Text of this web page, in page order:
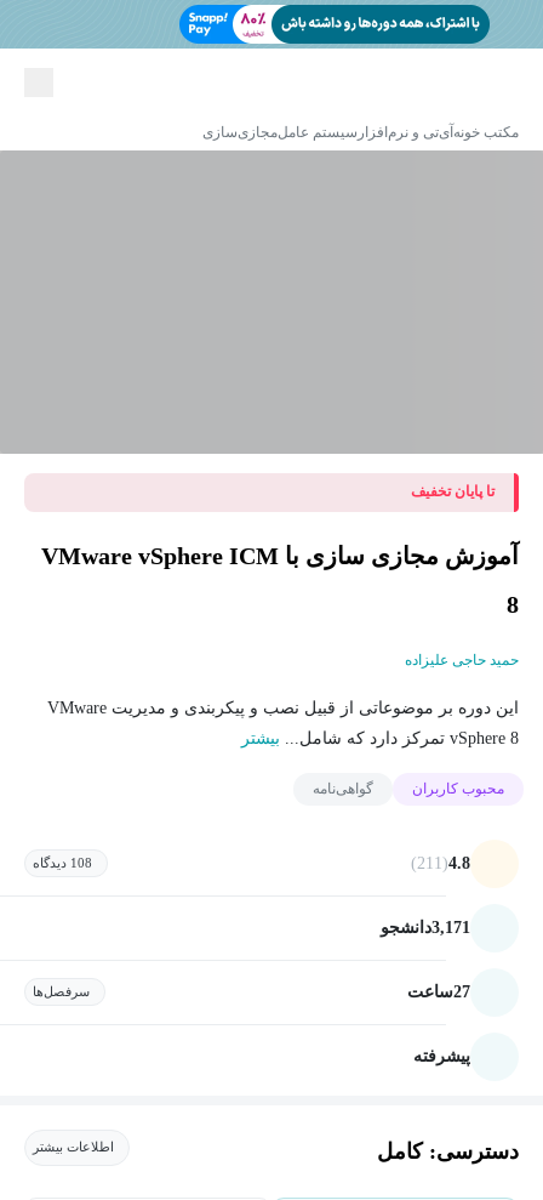
مکتب خونه آی‌تی و نرم‌افزار سیستم عاملمجازی‌سازی
تا پایان تخفیف
آموزش مجازی سازی با VMware vSphere ICM
8
حمید حاجی علیزاده
این دوره بر موضوعاتی از قبیل نصب و پیکربندی و مدیریت VMware
vSphere 8 تمرکز دارد که شامل...
بیشتر
محبوب کاربران گواهی‌نامه
4.8
(211) 108 دیدگاه
3,171دانشجو
27ساعت سرفصل‌ها
پیشرفته
دسترسی: کامل اطلاعات بیشتر